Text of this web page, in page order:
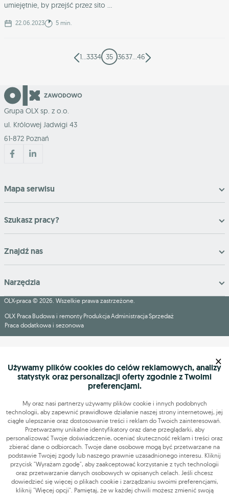
umiejętnie, by przejść przez sito ...
22.06.2023 5 min.
1…3334 35 3637…46
Grupa OLX sp. z o.o.
ul. Królowej Jadwigi 43
61-872 Poznań
Mapa serwisu
Szukasz pracy?
Znajdź nas
Narzędzia
OLX-praca © 2026. Wszelkie prawa zastrzeżone.
OLX Praca Budowa i remonty ProdukcjaAdministracjaSprzedaż
Praca dodatkowa i sezonowa
Używamy plików cookies do celów reklamowych, analizy
statystyk oraz personalizacji oferty zgodnie z Twoimi
preferencjami.
My oraz nasi partnerzy używamy plików cookie i innych podobnych
technologii, aby zapewnić prawidłowe działanie naszej strony internetowej, jej
ciągłe ulepszanie oraz dostosowanie treści i reklam do Twoich zainteresowań.
Przetwarzamy unikalne identyfikatory oraz dane przeglądarki, aby
personalizować Twoje doświadczenie, oceniać skuteczność reklam i treści oraz
zbierać dane o odbiorcach. Twoje dane osobowe mogą być przetwarzane na
podstawie Twojej zgody lub naszego prawnie uzasadnionego interesu. Kliknij
przycisk "Wyrażam zgodę", aby zaakceptować korzystanie z tych technologii
oraz przetwarzanie danych osobowych w opisanych celach. Jeśli chcesz
dowiedzieć się więcej o plikach cookie i zarządzaniu swoimi preferencjami,
kliknij "Więcej opcji". Pamiętaj, że w każdej chwili możesz zmienić swoją
×